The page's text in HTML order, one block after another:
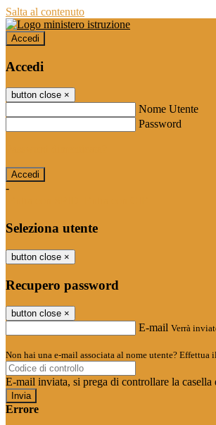
Salta al contenuto
Accedi
Accedi
button close ×
Nome Utente
Password
-
Seleziona utente
button close ×
Recupero password
button close ×
E-mail Verrà
Non hai una e-mail associata al nome utente? Effettua
E-mail inviata, si prega di controllare la casella
Errore